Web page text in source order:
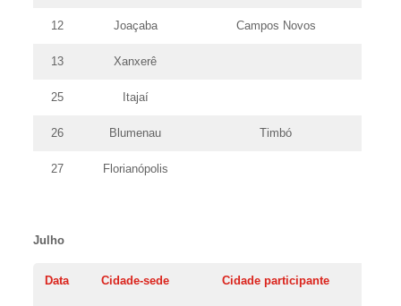
12 Joaçaba Campos Novos
13 Xanxerê
25 Itajaí
26 Blumenau Timbó
27 Florianópolis
Julho
Data Cidade-sede Cidade participante